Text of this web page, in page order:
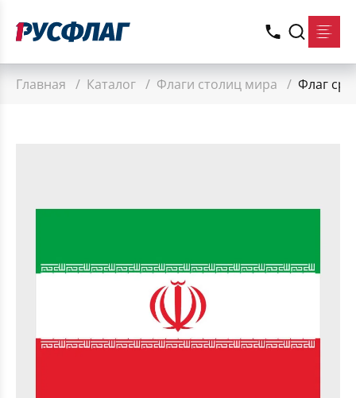
Главная / Каталог / Флаги столиц мира / Флаг